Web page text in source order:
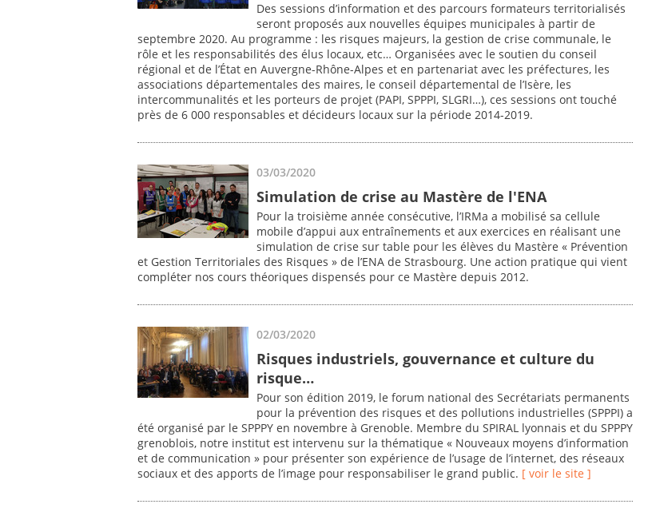
Des sessions d’information et des parcours formateurs territorialisés
seront proposés aux nouvelles équipes municipales à partir de
septembre 2020. Au programme : les risques majeurs, la gestion de crise communale, le
rôle et les responsabilités des élus locaux, etc… Organisées avec le soutien du conseil
régional et de l’État en Auvergne-Rhône-Alpes et en partenariat avec les préfectures, les
associations départementales des maires, le conseil départemental de l’Isère, les
intercommunalités et les porteurs de projet (PAPI, SPPPI, SLGRI…), ces sessions ont touché
près de 6 000 responsables et décideurs locaux sur la période 2014-2019.
03/03/2020
Simulation de crise au Mastère de l'ENA
Pour la troisième année consécutive, l’IRMa a mobilisé sa cellule
mobile d’appui aux entraînements et aux exercices en réalisant une
simulation de crise sur table pour les élèves du Mastère « Prévention
et Gestion Territoriales des Risques » de l’ENA de Strasbourg. Une action pratique qui vient
compléter nos cours théoriques dispensés pour ce Mastère depuis 2012.
02/03/2020
Risques industriels, gouvernance et culture du
risque…
Pour son édition 2019, le forum national des Secrétariats permanents
pour la prévention des risques et des pollutions industrielles (SPPPI) a
été organisé par le SPPPY en novembre à Grenoble. Membre du SPIRAL lyonnais et du SPPPY
grenoblois, notre institut est intervenu sur la thématique « Nouveaux moyens d’information
et de communication » pour présenter son expérience de l’usage de l’internet, des réseaux
sociaux et des apports de l’image pour responsabiliser le grand public. [ voir le site ]